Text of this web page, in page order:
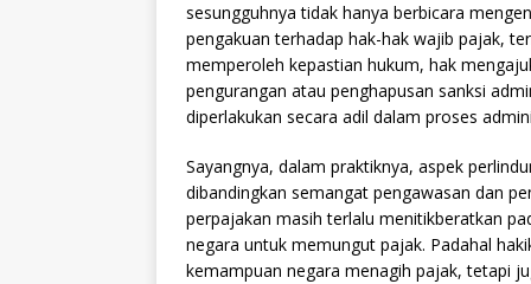
sesungguhnya tidak hanya berbicara
pengakuan terhadap hak-hak wajib pajak,
memperoleh kepastian hukum, hak
pengurangan atau penghapusan sanksi
diperlakukan secara adil dalam proses
Sayangnya, dalam praktiknya, aspek
dibandingkan semangat pengawasan dan
perpajakan masih terlalu menitikberatkan
negara untuk memungut pajak. Padahal
kemampuan negara menagih pajak, tetapi